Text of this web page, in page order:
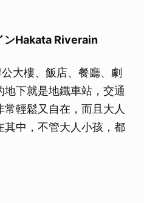
ンHakata Riverain
大樓、飯店、餐廳、劇
下就是地鐵車站，交通
輕鬆又自在，而且大人
中，不管大人小孩，都